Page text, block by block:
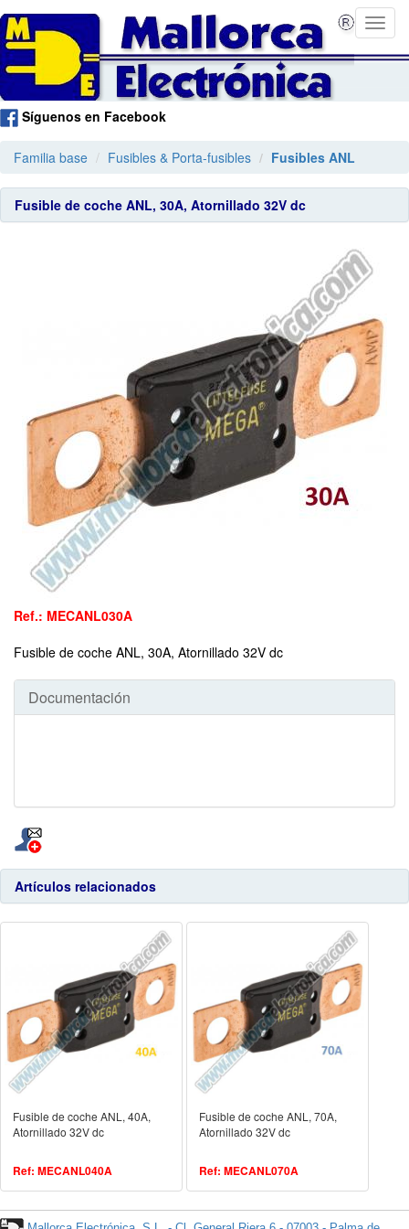
Síguenos en Facebook
Familia base Fusibles & Porta-fusibles Fusibles ANL
Fusible de coche ANL, 30A, Atornillado 32V dc
Ref.: MECANL030A
Fusible de coche ANL, 30A, Atornillado 32V dc
Documentación
Artículos relacionados
Fusible de coche ANL, 40A,
Atornillado 32V dc
Ref: MECANL040A
Fusible de coche ANL, 70A,
Atornillado 32V dc
Ref: MECANL070A